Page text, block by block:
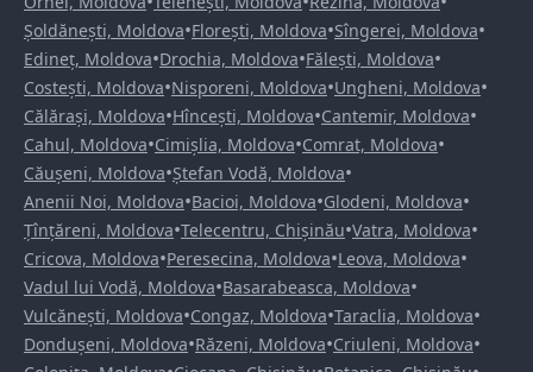
Șoldănești, Moldova•Florești, Moldova•Sîngerei, Moldova•
Edineț, Moldova•Drochia, Moldova•Fălești, Moldova•
Costești, Moldova•Nisporeni, Moldova•Ungheni, Moldova•
Călărași, Moldova•Hîncești, Moldova•Cantemir, Moldova•
Cahul, Moldova•Cimișlia, Moldova•Comrat, Moldova•
Căușeni, Moldova•Ștefan Vodă, Moldova•
Anenii Noi, Moldova•Bacioi, Moldova•Glodeni, Moldova•
Țînțăreni, Moldova•Telecentru, Chișinău•Vatra, Moldova•
Cricova, Moldova•Peresecina, Moldova•Leova, Moldova•
Vadul lui Vodă, Moldova•Basarabeasca, Moldova•
Vulcănești, Moldova•Congaz, Moldova•Taraclia, Moldova•
Dondușeni, Moldova•Răzeni, Moldova•Criuleni, Moldova•